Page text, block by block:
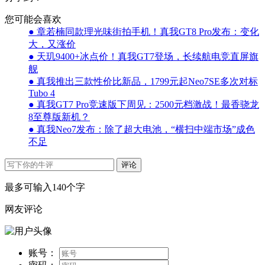
您可能会喜欢
● 章若楠同款理光味街拍手机！真我GT8 Pro发布：变化
大，又涨价
● 天玑9400+冰点价！真我GT7登场，长续航电竞直屏旗
舰
● 真我推出三款性价比新品，1799元起Neo7SE多次对标
Tubo 4
● 真我GT7 Pro竞速版下周见：2500元档激战！最香骁龙
8至尊版新机？
● 真我Neo7发布：除了超大电池，“横扫中端市场”成色
不足
评论
最多可输入140个字
网友评论
账号：